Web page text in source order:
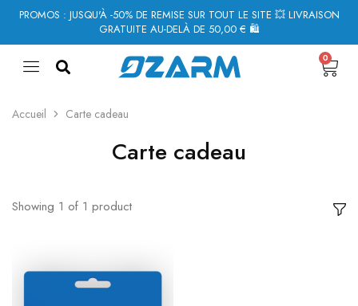
PROMOS : JUSQU'À -50% DE REMISE SUR TOUT LE SITE 💥 LIVRAISON
GRATUITE AU-DELÀ DE 50,00 € 🛍
0
Accueil Carte cadeau
Carte cadeau
Showing 1 of 1 product